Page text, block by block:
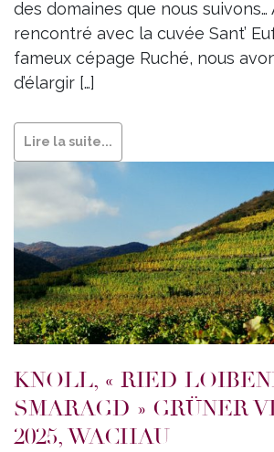
des domaines que nous
rencontré avec la cuvée Sant’
fameux cépage Ruché, nous
d’élargir […]
Lire la suite...
KNOLL, « RIED
SMARAGD » GRÜNER
2025, WACHAU